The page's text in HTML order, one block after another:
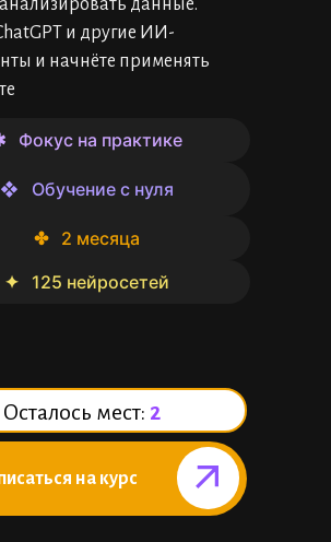
данные.
и другие ИИ-
и начнёте применять
на курс⠀⠀⠀⠀
Осталось мест: 2
на практике
❖⠀Обучение с нуля
✤⠀2 месяца
✦⠀125 нейросетей